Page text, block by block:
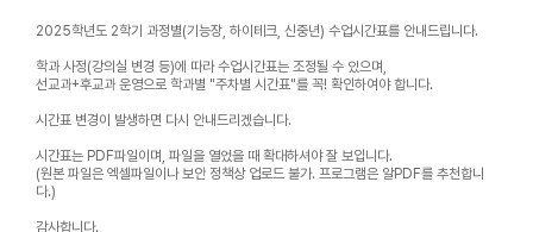
2025학년도 2학기 과정별(기능장, 하이테크, 신중년) 수업시간표를 안내드립니다.
학과 사정(강의실 변경 등)에 따라 수업시간표는 조정될 수 있으며,
선교과+후교과 운영으로 학과별 "주차별 시간표"를 꼭! 확인하여야 합니다.
시간표 변경이 발생하면 다시 안내드리겠습니다.
시간표는 PDF파일이며, 파일을 열었을 때 확대하셔야 잘 보입니다.
(원본 파일은 엑셀파일이나 보안 정책상 업로드 불가. 프로그램은 알PDF를 추천합니
다.)
감사합니다.